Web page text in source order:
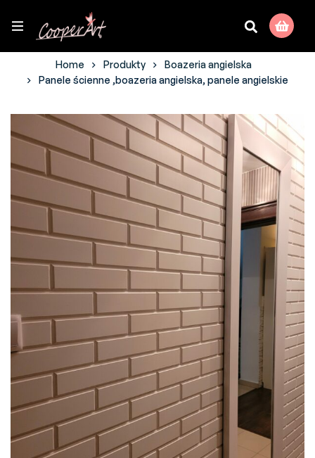
Home Produkty
Boazeria angielska
Panele ścienne ,boazeria angielska, panele angielskie